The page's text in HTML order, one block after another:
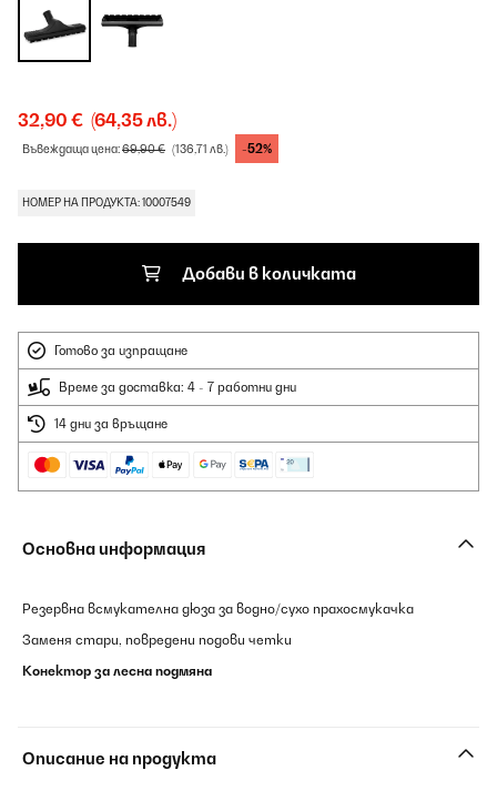
32,90 € (64,35 лв.)
Въвеждаща цена:69,90 € (136,71 лв.) -52%
НОМЕР НА ПРОДУКТА: 10007549
Добави в количката
Готово за изпращане
Време за доставка: 4 - 7 работни дни
14 дни за връщане
Основна информация
Резервна всмукателна дюза за водно/сухо прахосмукачка
Заменя стари, повредени подови четки
Конектор за лесна подмяна
Описание на продукта